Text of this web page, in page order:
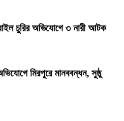
চুরির অভিযোগে ৩ নারী আটক
মিরপুরে মানববন্ধন, সুষ্ঠু